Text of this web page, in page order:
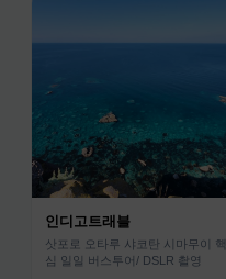
인디고트래블
삿포로 오타루 샤코탄 시마무이 핵
심 일일 버스투어/ DSLR 촬영